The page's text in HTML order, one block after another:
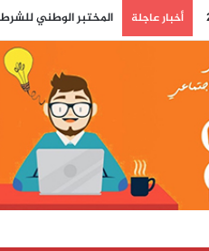
أخبار عاجلة كلما اشتد صعود